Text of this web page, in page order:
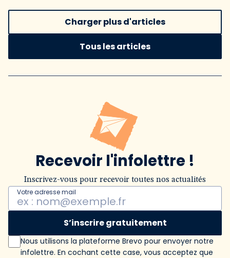
Charger plus d'articles
Tous les articles
Recevoir l'infolettre !
Inscrivez-vous pour recevoir toutes nos actualités
Votre adresse mail
S’inscrire gratuitement
Nous utilisons la plateforme Brevo pour envoyer notre
infolettre. En cochant cette case, vous acceptez que